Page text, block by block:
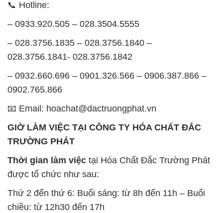
📞 Hotline:
– 0933.920.505 – 028.3504.5555
– 028.3756.1835 – 028.3756.1840 –
028.3756.1841- 028.3756.1842
– 0932.660.696 – 0901.326.566 – 0906.387.866 –
0902.765.866
📧 Email: hoachat@dactruongphat.vn
GIỜ LÀM VIỆC TẠI CÔNG TY HÓA CHẤT ĐẮC
TRƯỜNG PHÁT
Thời gian làm việc tại Hóa Chất Đắc Trường Phát
được tổ chức như sau:
Thứ 2 đến thứ 6: Buổi sáng: từ 8h đến 11h – Buổi
chiều: từ 12h30 đến 17h